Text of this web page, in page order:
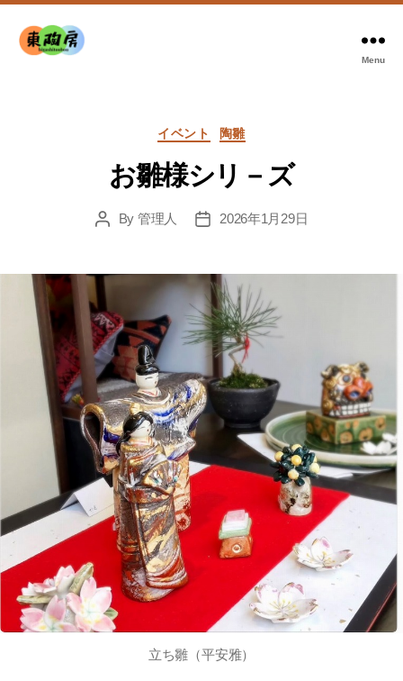
Menu
Categories
イベント 陶雛
お雛様シリ－ズ
PostBy 管理人
Post2026年1月29日
立ち雛（平安雅）